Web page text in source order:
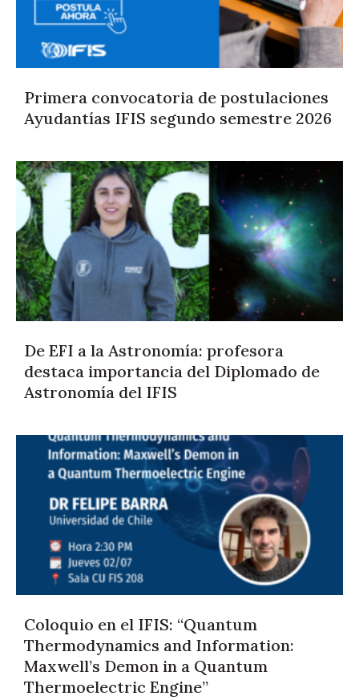
Primera convocatoria de postulaciones
Ayudantías IFIS segundo semestre 2026
De EFI a la Astronomía: profesora
destaca importancia del Diplomado de
Astronomía del IFIS
Coloquio en el IFIS: “Quantum
Thermodynamics and Information:
Maxwell’s Demon in a Quantum
Thermoelectric Engine”